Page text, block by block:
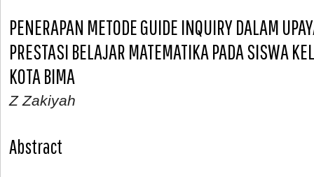
PENERAPAN METODE GUIDE INQUIRY DALAM
PRESTASI BELAJAR MATEMATIKA PADA SISWA
KOTA BIMA
Z Zakiyah
Abstract